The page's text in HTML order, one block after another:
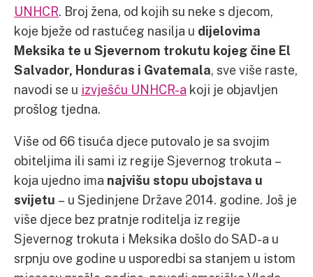
UNHCR. Broj žena, od kojih su neke s djecom,
koje bježe od rastućeg nasilja u dijelovima
Meksika te u Sjevernom trokutu kojeg čine El
Salvador, Honduras i Gvatemala, sve više raste,
navodi se u izvješću UNHCR-a koji je objavljen
prošlog tjedna.
Više od 66 tisuća djece putovalo je sa svojim
obiteljima ili sami iz regije Sjevernog trokuta –
koja ujedno ima najvišu stopu ubojstava u
svijetu – u Sjedinjene Države 2014. godine. Još je
više djece bez pratnje roditelja iz regije
Sjevernog trokuta i Meksika došlo do SAD-a u
srpnju ove godine u usporedbi sa stanjem u istom